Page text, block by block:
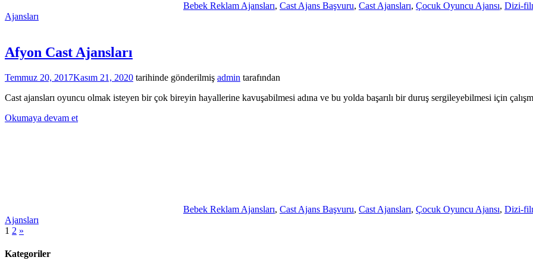
Bebek Reklam Ajansları, Cast Ajans Başvuru, Cast Ajansları, Çocuk Oyuncu Ajansı, Dizi-
Ajansları
Afyon Cast Ajansları
Temmuz 20, 2017Kasım 21, 2020 tarihinde gönderilmiş admin tarafından
Cast ajansları oyuncu olmak isteyen bir çok bireyin hayallerine kavuşabilmesi adına ve bu yolda başarılı bir duruş sergileyebilmesi için
Okumaya devam et
Bebek Reklam Ajansları, Cast Ajans Başvuru, Cast Ajansları, Çocuk Oyuncu Ajansı, Dizi-
Ajansları
Yazı
sayfalaması
1 2 Sonraki
»
Kategoriler